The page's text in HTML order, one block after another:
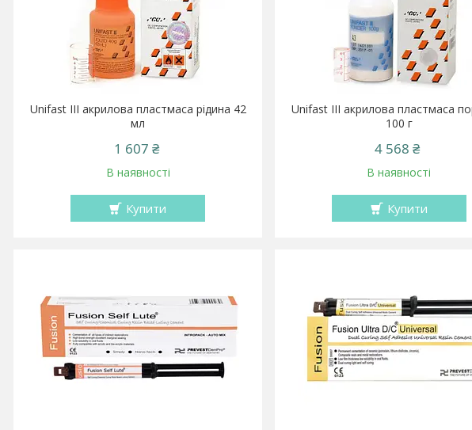
Unifast III акрилова пластмаса рідина 42
мл
1 607 ₴
В наявності
Купити
Unifast III акрилова пластмаса
100 г
4 568 ₴
В наявності
Купити